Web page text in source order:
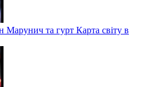
Марунич та гурт Карта світу в